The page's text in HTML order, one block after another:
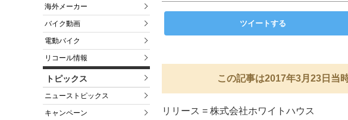
海外メーカー
バイク動画
電動バイク
リコール情報
トピックス
ニューストピックス
キャンペーン
ツイートする
この記事は2017年3月23日当
リリース = 株式会社ホワイトハウス